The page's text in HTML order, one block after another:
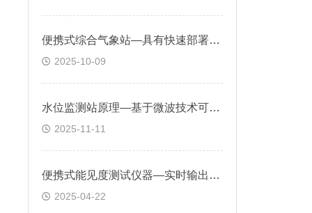
便携式综合气象站—具有快速部署特点，可在短时间内完成安装调试
2025-10-09
水位监测站原理—基于微波技术可同时测量渠道内水位、降雨量
2025-11-11
便携式能见度测试仪器—实时输出能见度数据，满足用户对即时信息的需求
2025-04-22